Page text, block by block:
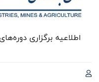
اطلاعیه برگزاری